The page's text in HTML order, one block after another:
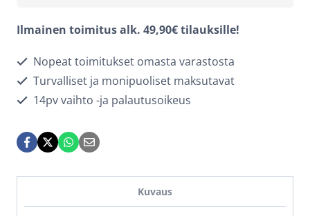
Tehoa
tyyliä
taskukoossa!
Galaxy
Ilmainen toimitus alk. 49,90€ tilauksille!
Nopeat toimitukset omasta varastosta
Turvalliset ja monipuoliset maksutavat
14pv vaihto -ja palautusoikeus
Kuvaus